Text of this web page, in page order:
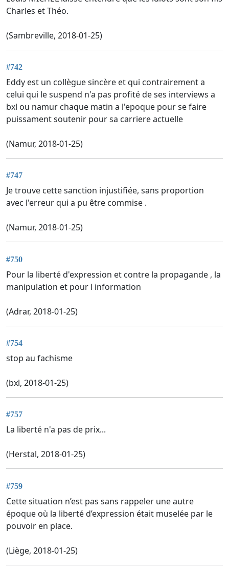
Charles et Théo.
(Sambreville, 2018-01-25)
#742
Eddy est un collègue sincère et qui contrairement a
celui qui le suspend n'a pas profité de ses interviews a
bxl ou namur chaque matin a l'epoque pour se faire
puissament soutenir pour sa carriere actuelle
(Namur, 2018-01-25)
#747
Je trouve cette sanction injustifiée, sans proportion
avec l'erreur qui a pu être commise .
(Namur, 2018-01-25)
#750
Pour la liberté d'expression et contre la propagande , la
manipulation et pour l information
(Adrar, 2018-01-25)
#754
stop au fachisme
(bxl, 2018-01-25)
#757
La liberté n'a pas de prix...
(Herstal, 2018-01-25)
#759
Cette situation n’est pas sans rappeler une autre
époque où la liberté d’expression était muselée par le
pouvoir en place.
(Liège, 2018-01-25)